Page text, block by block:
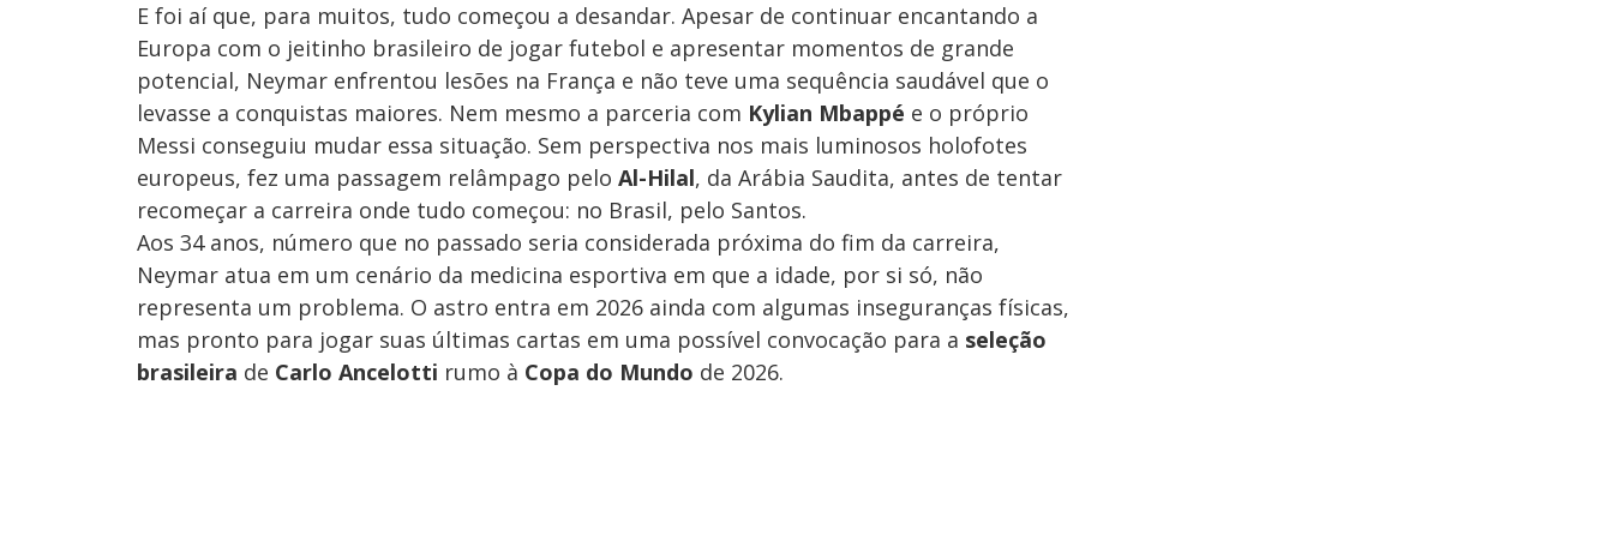
E foi aí que, para muitos, tudo começou a desandar. Apesar de continuar encantando a
Europa com o jeitinho brasileiro de jogar futebol e apresentar momentos de grande
potencial, Neymar enfrentou lesões na França e não teve uma sequência saudável que o
levasse a conquistas maiores. Nem mesmo a parceria com Kylian Mbappé e o próprio
Messi conseguiu mudar essa situação. Sem perspectiva nos mais luminosos holofotes
europeus, fez uma passagem relâmpago pelo Al-Hilal, da Arábia Saudita, antes de tentar
recomeçar a carreira onde tudo começou: no Brasil, pelo Santos.
Aos 34 anos, número que no passado seria considerada próxima do fim da carreira,
Neymar atua em um cenário da medicina esportiva em que a idade, por si só, não
representa um problema. O astro entra em 2026 ainda com algumas inseguranças físicas,
mas pronto para jogar suas últimas cartas em uma possível convocação para a seleção
brasileira de Carlo Ancelotti rumo à Copa do Mundo de 2026.